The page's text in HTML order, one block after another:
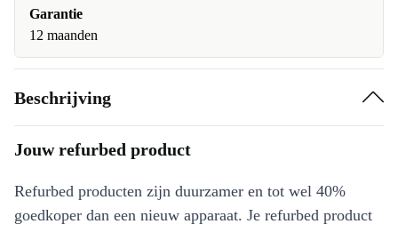
Garantie
12 maanden
Beschrijving
Jouw refurbed product
Refurbed producten zijn duurzamer en tot wel 40%
goedkoper dan een nieuw apparaat. Je refurbed product